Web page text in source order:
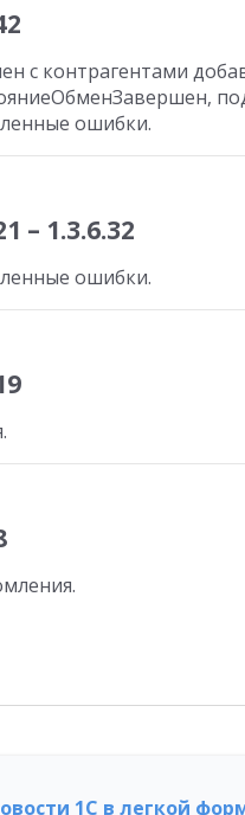
с контрагентами
ошибки.
– 1.3.6.32
ошибки.
1С в легкой